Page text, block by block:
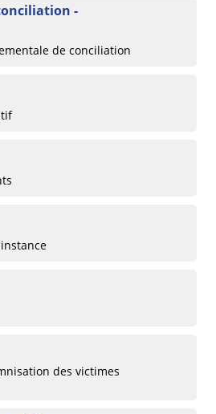
-
de conciliation
des victimes